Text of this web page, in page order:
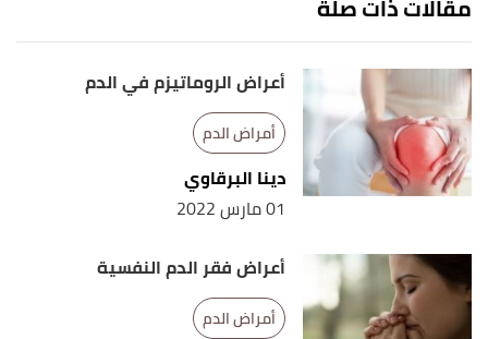
patients with severe thalassemia syndromes in
South India",ashpublications.org, Retrieved
7/1/2022. Edited.
↑
"Everything You Need to Know About
,www.healthline.com, Retrieved
7/1/2022. Edited.
7/1/2022. Edited.
مقالات ذات صلة
أعراض الروماتيزم في الدم
أمراض الدم
دينا البرقاوي
01 مارس 2022
أعراض فقر الدم النفسية
أمراض الدم